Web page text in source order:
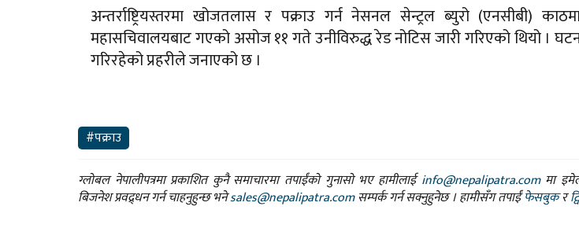
अन्तर्राष्ट्रियस्तरमा खोजतलास र पक्राउ गर्न नेसनल सेन्ट्रल ब्युरो (एनसीबी)
महासचिवालयबाट गएको असोज ११ गते उनीविरुद्ध रेड नोटिस जारी गरिएको थियो ।
गरिरहेको प्रहरीले जनाएको छ ।
#पक्राउ
ग्लोबल नेपालीपत्रमा प्रकाशित कुनै समाचारमा तपाईंको गुनासो भए हामीलाईinfo@nepalipatra.comमा
बिजनेश प्रवद्र्धन गर्न चाहनुहुन्छ भनेsales@nepalipatra.comसम्पर्क गर्न सक्नुहुनेछ । हामीसँग तपाईंफेसबुकर